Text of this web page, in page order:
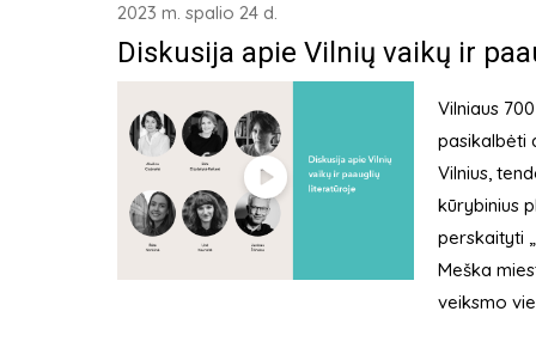
2023 m. spalio 24 d.
Diskusija apie Vilnių vaikų ir
Vilniaus
pasikalbėti
Vilnius,
kūrybinius
perskaityti
Meška
veiksmo